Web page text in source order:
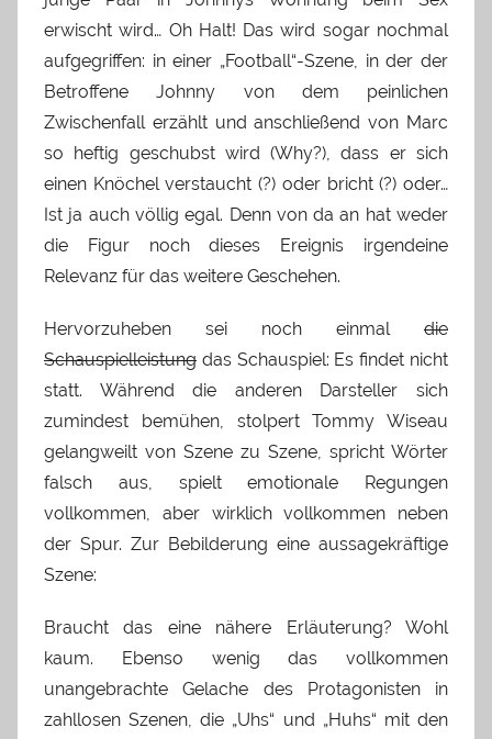
erwischt wird… Oh Halt! Das wird sogar nochmal
aufgegriffen: in einer „Football“-Szene, in der der
Betroffene Johnny von dem peinlichen
Zwischenfall erzählt und anschließend von Marc
so heftig geschubst wird (Why?), dass er sich
einen Knöchel verstaucht (?) oder bricht (?) oder…
Ist ja auch völlig egal. Denn von da an hat weder
die Figur noch dieses Ereignis irgendeine
Relevanz für das weitere Geschehen.
Hervorzuheben sei noch einmal die
Schauspielleistung das Schauspiel: Es findet nicht
statt. Während die anderen Darsteller sich
zumindest bemühen, stolpert Tommy Wiseau
gelangweilt von Szene zu Szene, spricht Wörter
falsch aus, spielt emotionale Regungen
vollkommen, aber wirklich vollkommen neben
der Spur. Zur Bebilderung eine aussagekräftige
Szene:
Braucht das eine nähere Erläuterung? Wohl
kaum. Ebenso wenig das vollkommen
unangebrachte Gelache des Protagonisten in
zahllosen Szenen, die „Uhs“ und „Huhs“ mit den